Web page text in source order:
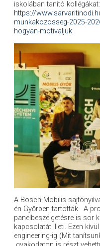
iskolában tanító kollégákat:
https://
munkakozosseg-2025-
hogyan-motivaljuk
A Bosch-Mobilis
én Győrben tartották. A
panelbeszélgetésre is sor
kapcsolatát illeti. Ezen
engineering-ig (Mit